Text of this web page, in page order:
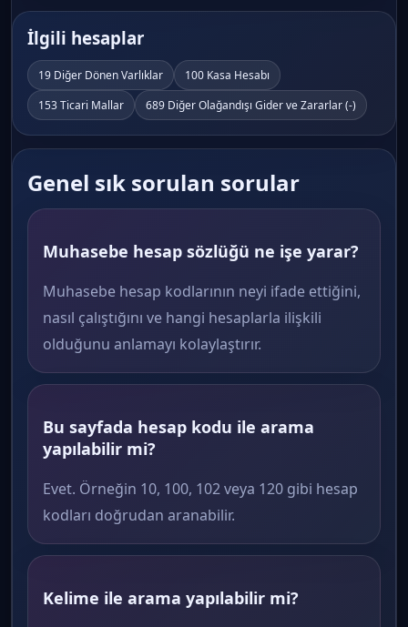
İlgili hesaplar
19 Diğer Dönen Varlıklar
100 Kasa Hesabı
153 Ticari Mallar
689 Diğer Olağandışı Gider ve Zararlar (-)
Genel sık sorulan sorular
Muhasebe hesap sözlüğü ne işe yarar?
Muhasebe hesap kodlarının neyi ifade ettiğini,
nasıl çalıştığını ve hangi hesaplarla ilişkili
olduğunu anlamayı kolaylaştırır.
Bu sayfada hesap kodu ile arama
yapılabilir mi?
Evet. Örneğin 10, 100, 102 veya 120 gibi hesap
kodları doğrudan aranabilir.
Kelime ile arama yapılabilir mi?